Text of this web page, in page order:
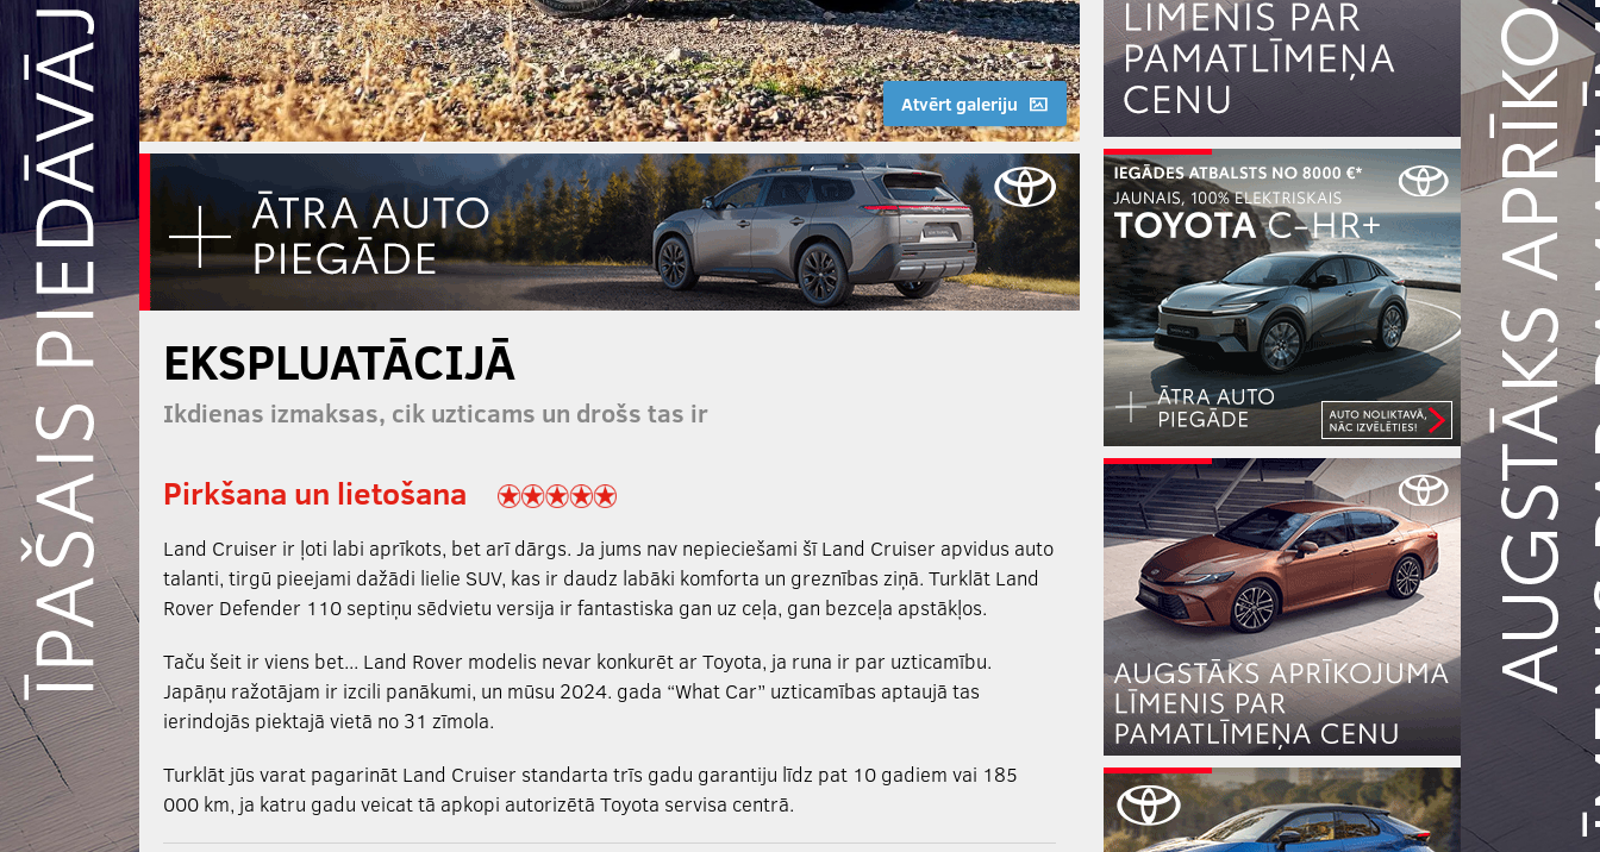
Atvērt galeriju
EKSPLUATĀCIJĀ
Ikdienas izmaksas, cik uzticams un drošs tas ir
Pirkšana un lietošana
Land Cruiser ir ļoti labi aprīkots, bet arī dārgs. Ja jums nav nepieciešami šī Land Cruiser apvidus auto
talanti, tirgū pieejami dažādi lielie SUV, kas ir daudz labāki komforta un greznības ziņā. Turklāt Land
Rover Defender 110 septiņu sēdvietu versija ir fantastiska gan uz ceļa, gan bezceļa apstākļos.
Taču šeit ir viens bet... Land Rover modelis nevar konkurēt ar Toyota, ja runa ir par uzticamību.
Japāņu ražotājam ir izcili panākumi, un mūsu 2024. gada “What Car” uzticamības aptaujā tas
ierindojās piektajā vietā no 31 zīmola.
Turklāt jūs varat pagarināt Land Cruiser standarta trīs gadu garantiju līdz pat 10 gadiem vai 185
000 km, ja katru gadu veicat tā apkopi autorizētā Toyota servisa centrā.